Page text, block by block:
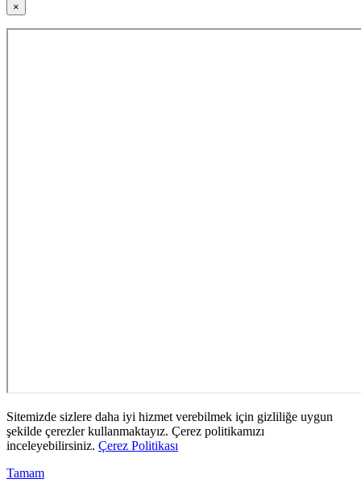
×
Sitemizde sizlere daha iyi hizmet verebilmek için gizliliğe uygun
şekilde çerezler kullanmaktayız. Çerez politikamızı
inceleyebilirsiniz. Çerez Politikası
Tamam